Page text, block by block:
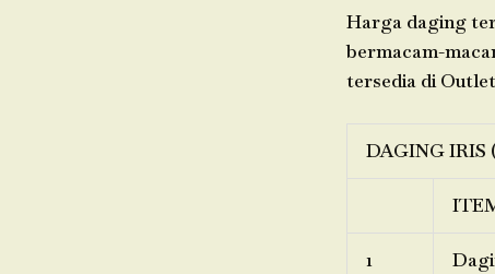
Harga daging
bermacam-
tersedia di
DAGING IRIS
1